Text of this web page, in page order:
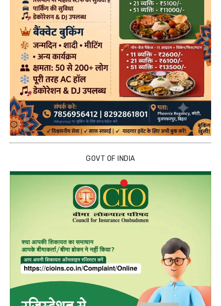
GOVT OF INDIA